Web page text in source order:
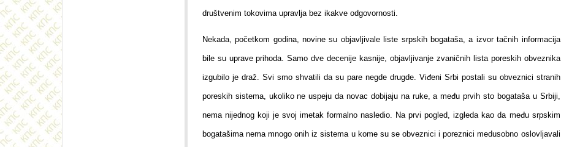
društvenim tokovima upravlja bez ikakve odgovornosti.
Nekada, početkom godina, novine su objavljivale liste srpskih bogataša, a izvor tačnih informacija
bile su uprave prihoda. Samo dve decenije kasnije, objavljivanje zvaničnih lista poreskih obveznika
izgubilo je draž. Svi smo shvatili da su pare negde drugde. Viđeni Srbi postali su obveznici stranih
poreskih sistema, ukoliko ne uspeju da novac dobijaju na ruke, a među prvih sto bogataša u Srbiji,
nema nijednog koji je svoj imetak formalno nasledio. Na prvi pogled, izgleda kao da među srpskim
bogatašima nema mnogo onih iz sistema u kome su se obveznici i poreznici medusobno oslovljavali